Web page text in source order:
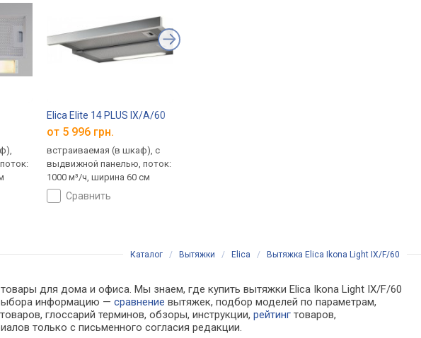
Elica Elite 14 PLUS IX/A/60
от 5 996 грн.
встраиваемая (в шкаф), с
выдвижной панелью, поток:
1000 м³/ч, ширина 60 см
сравнить
Каталог / Вытяжки / Elica / Вытяжка Elica Ikona Light IX/F/60
для дома и офиса. Мы знаем, где купить вытяжки Elica Ikona Light IX/F/60
выбора информацию —сравнение вытяжек, подбор моделей по параметрам,
глоссарий терминов, обзоры, инструкции,рейтинг товаров,
только с письменного согласия редакции.